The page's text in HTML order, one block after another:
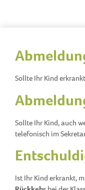
Sollte Ihr Kind
Sollte Ihr Kind, auch
telefonisch im
Ist Ihr Kind erkrankt,